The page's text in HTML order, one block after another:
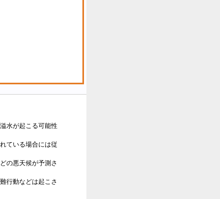
水が起こる可能性
ている場合には従
の悪天候が予測さ
行動などは起こさ